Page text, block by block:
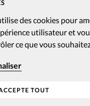
des cookies pour
utilisateur et
ce que vous
TOUT